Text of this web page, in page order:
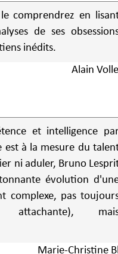
comprendrez en
de ses
inédits.
Alain
et intelligence
est à la mesure du
ni aduler, Bruno
évolution
complexe, pas
attachante),
Marie-Christine